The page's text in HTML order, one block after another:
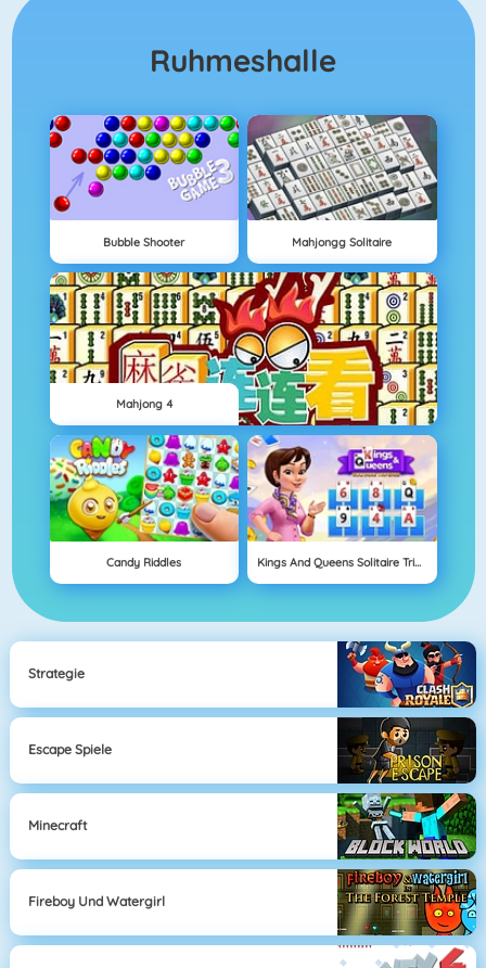
Ruhmeshalle
Bubble Shooter Mahjongg Solitaire
Mahjong 4
Candy Riddles Kings And Queens Solitaire Tripeaks
Strategie
Escape Spiele
Minecraft
Fireboy Und Watergirl